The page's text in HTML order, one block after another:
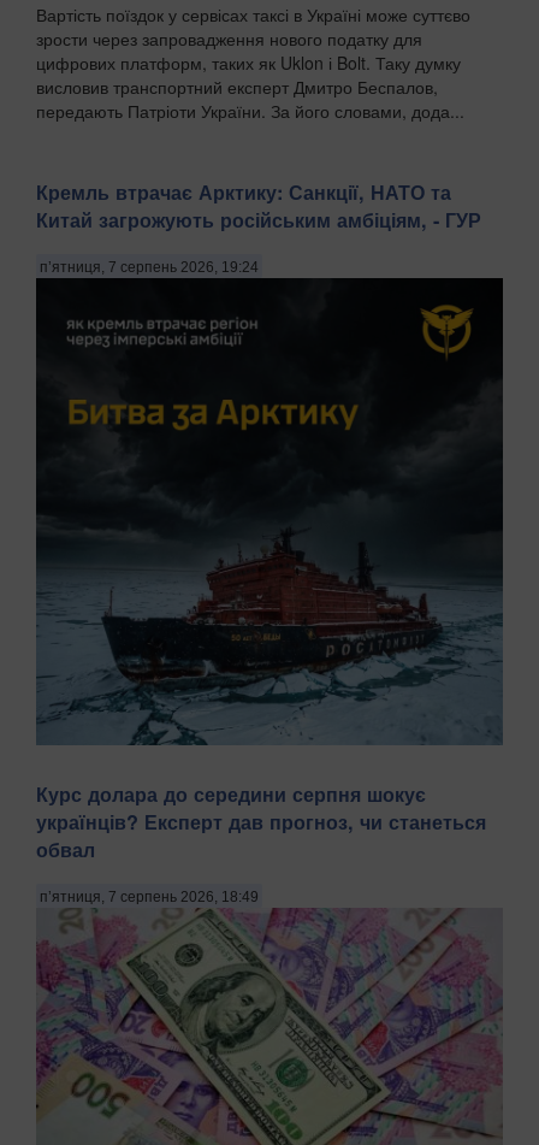
Вартість поїздок у сервісах таксі в Україні може суттєво
зрости через запровадження нового податку для
цифрових платформ, таких як Uklon і Bolt. Таку думку
висловив транспортний експерт Дмитро Беспалов,
передають Патріоти України. За його словами, дода...
Кремль втрачає Арктику: Санкції, НАТО та
Китай загрожують російським амбіціям, - ГУР
п’ятниця, 7 серпень 2026, 19:24
видобутку природних ресурсів. Територія Північного
Льодовитого океану, яка донедавна була вкрита товстими
шарами криги й залишалася важкодоступною для
Курс долара до середини серпня шокує
українців? Експерт дав прогноз, чи станеться
обвал
п’ятниця, 7 серпень 2026, 18:49